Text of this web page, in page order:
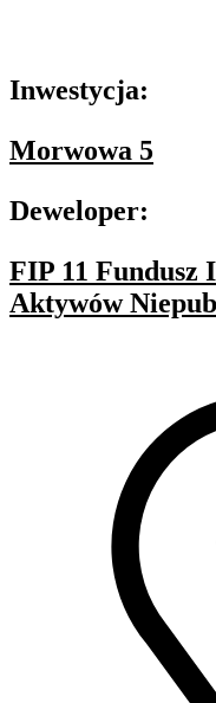
Inwestycja:
Morwowa 5
Deweloper:
FIP 11 Fundusz
Aktywów